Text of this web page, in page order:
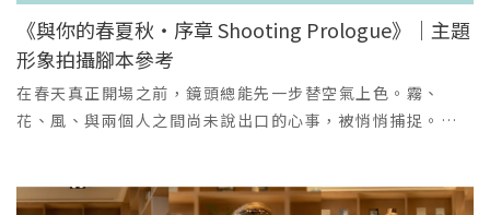
暖冬中微笑的妳。預約試穿，成就屬於妳的冬季HighLight
時刻。
試衣間開始照片已經很美了，但 Casablanca 的美，是一定
要親身站到鏡子前才懂的。每件禮服試穿後都會像活過來一
樣，不需要多說，妳自己就會知道：那是不是妳的命定款。
📩 立即填寫預約試穿（名額有限）讓光落在妳身上，妳就成
了永恆。
歡乾淨、純粹光線感的婚紗照想擁有盛大卻不浮誇的進場造
型想呈現「新娘氣勢」但仍保留溫柔細節的人希望未來十年
後回頭看，依然覺得完美的新娘它不是潮流，它是經典。而
經典，是永遠不會輸的選擇。｜Queena的堅持：把每位新娘
的故事拍成永恆每件白紗都應該讓新娘穿起來「像自己，更
禮服駕馭，而是完整駕馭它。｜想試穿嗎？這件白紗穿上才
＋
《與你的春夏秋・序章 Shooting Prologue》｜主題
形象拍攝腳本參考
在春天真正開場之前，鏡頭總能先一步替空氣上色。霧、
花、風、與兩個人之間尚未說出口的心事，被悄悄捕捉。｜
浪漫」。穿上訂製韓服的兩人像是從舊時代走來的戀人——柔